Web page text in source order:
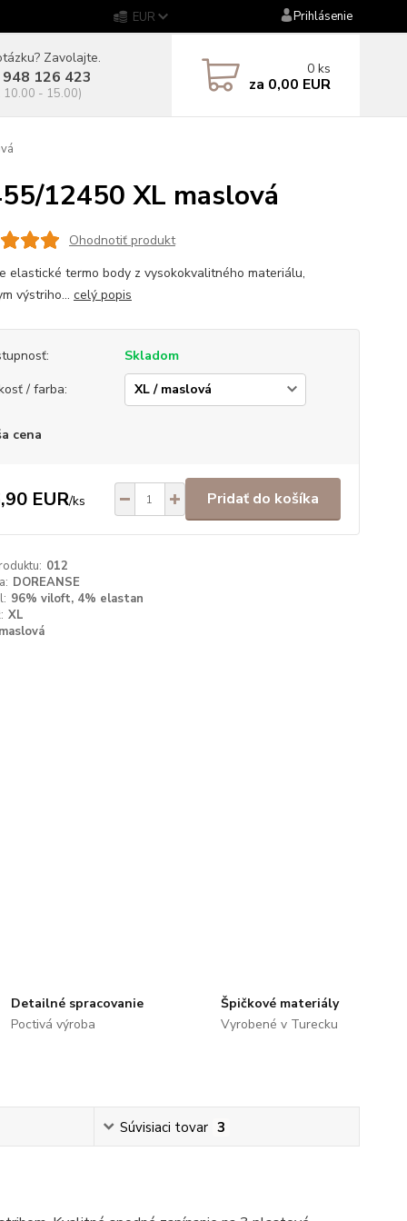
EUR Prihlásenie
Zavolajte.
126 423
10.00 - 15.00)
0 ks
za 0,00 EUR
12450 XL maslová
Ohodnotiť produkt
elastické termo body z vysokokvalitného materiálu,
výstriho... celý popis
Skladom
/ farba:
cena
EUR/ks Pridať do košíka
012
DOREANSE
96% viloft, 4% elastan
XL
maslová
Detailné spracovanie
Poctivá výroba
Špičkové materiály
Vyrobené v Turecku
Súvisiaci tovar 3